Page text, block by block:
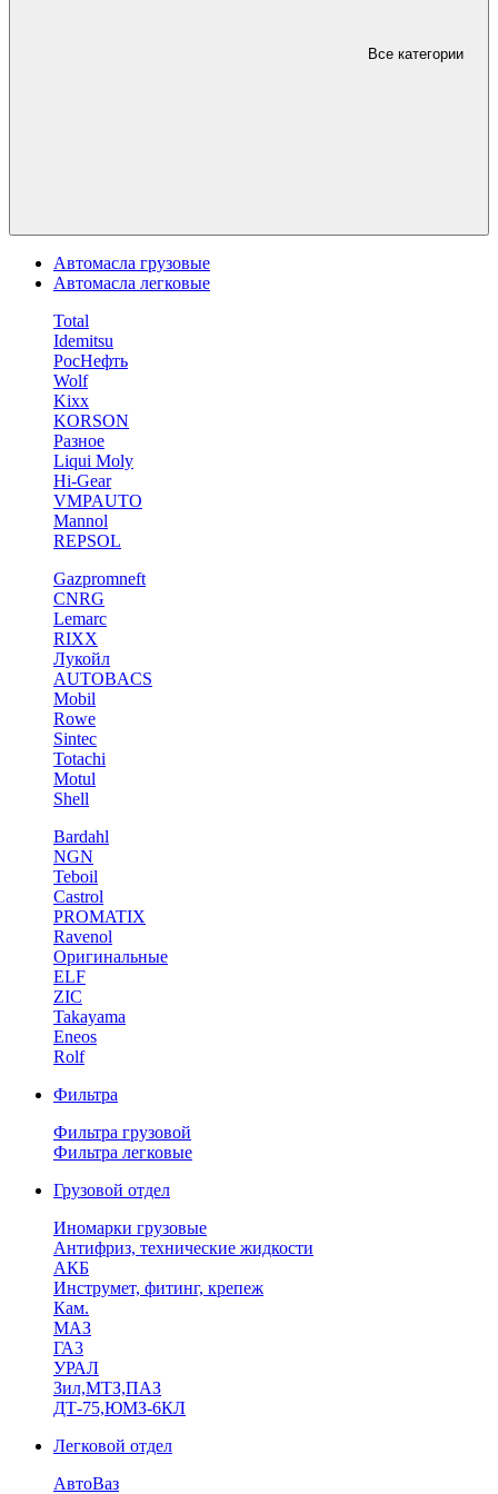
Все категории
Автомасла грузовые
Автомасла легковые
Total
Idemitsu
РосНефть
Wolf
Kixx
KORSON
Разное
Liqui Moly
Hi-Gear
VMPAUTO
Mannol
REPSOL
Gazpromneft
CNRG
Lemarc
RIXX
Лукойл
AUTOBACS
Mobil
Rowe
Sintec
Totachi
Motul
Shell
Bardahl
NGN
Teboil
Castrol
PROMATIX
Ravenol
Оригинальные
ELF
ZIC
Takayama
Eneos
Rolf
Фильтра
Фильтра грузовой
Фильтра легковые
Грузовой отдел
Иномарки грузовые
Антифриз, технические жидкости
АКБ
Инструмет, фитинг, крепеж
Кам.
МАЗ
ГА3
УРАЛ
Зил,МТЗ,ПАЗ
ДТ-75,ЮМЗ-6КЛ
Легковой отдел
АвтоВаз